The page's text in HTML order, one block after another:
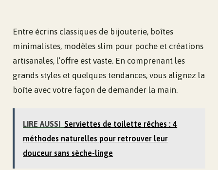
Entre écrins classiques de bijouterie, boîtes
minimalistes, modèles slim pour poche et créations
artisanales, l’offre est vaste. En comprenant les
grands styles et quelques tendances, vous alignez la
boîte avec votre façon de demander la main.
LIRE AUSSI Serviettes de toilette rêches : 4
méthodes naturelles pour retrouver leur
douceur sans sèche-linge